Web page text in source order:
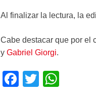
Al finalizar la lectura, la
Cabe destacar que por el
y Gabriel Giorgi.
F
T